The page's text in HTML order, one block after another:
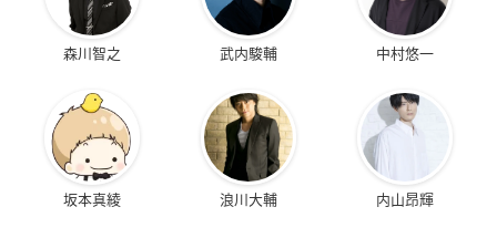
森川智之 武内駿輔 中村悠一
坂本真綾 浪川大輔 内山昂輝